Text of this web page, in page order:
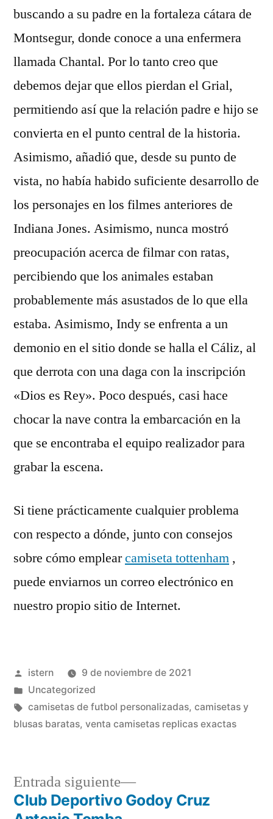
buscando a su padre en la fortaleza cátara de
Montsegur, donde conoce a una enfermera
llamada Chantal. Por lo tanto creo que
debemos dejar que ellos pierdan el Grial,
permitiendo así que la relación padre e hijo se
convierta en el punto central de la historia.
Asimismo, añadió que, desde su punto de
vista, no había habido suficiente desarrollo de
los personajes en los filmes anteriores de
Indiana Jones. Asimismo, nunca mostró
preocupación acerca de filmar con ratas,
percibiendo que los animales estaban
probablemente más asustados de lo que ella
estaba. Asimismo, Indy se enfrenta a un
demonio en el sitio donde se halla el Cáliz, al
que derrota con una daga con la inscripción
«Dios es Rey». Poco después, casi hace
chocar la nave contra la embarcación en la
que se encontraba el equipo realizador para
grabar la escena.
Si tiene prácticamente cualquier problema
con respecto a dónde, junto con consejos
sobre cómo emplearcamiseta tottenham ,
puede enviarnos un correo electrónico en
nuestro propio sitio de Internet.
Publicado
por
istern
9 de noviembre de 2021
Publicado
en
Uncategorized
Etiquetas:
camisetas de futbol personalizadas, camisetas y
blusas baratas, venta camisetas replicas exactas
Entrada siguiente
Entrada
siguiente:
Club Deportivo Godoy Cruz